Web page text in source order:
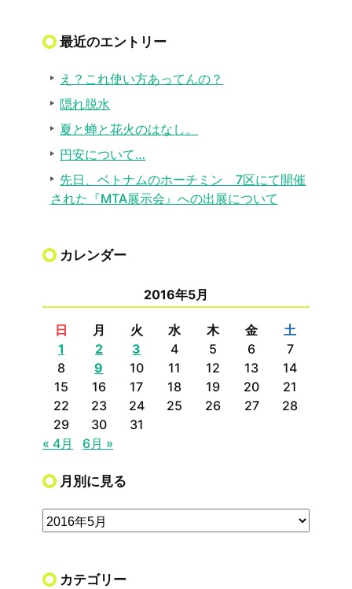
最近のエントリー
え？これ使い方あってんの？
隠れ脱水
夏と蝉と花火のはなし。
円安について…
先日、ベトナムのホーチミン 7区にて開催
された『MTA展示会』への出展について
カレンダー
2016年5月
日 月 火 水 木 金
土
1
2 3 4 5 6
7
8
9 10 11 12 13
14
15
16 17 18 19 20
21
22
23 24 25 26 27
28
29
30
31
« 4月
6月 »
月別に見る
カテゴリー